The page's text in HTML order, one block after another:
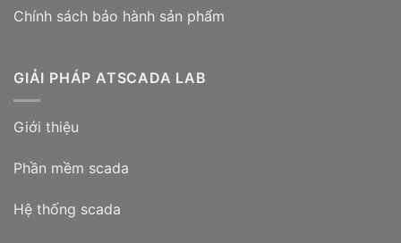
Chính sách bảo hành sản phẩm
GIẢI PHÁP ATSCADA LAB
Giới thiệu
Phần mềm scada
Hệ thống scada